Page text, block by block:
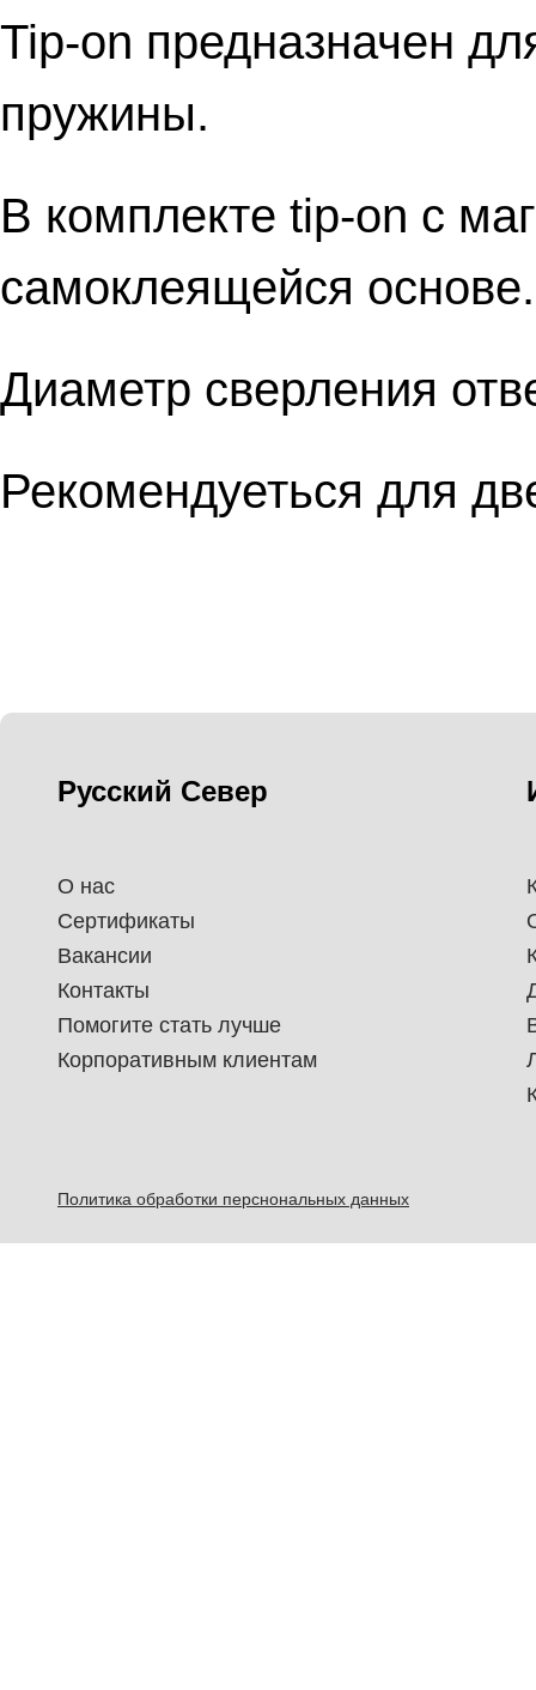
Tip-on предназначен
пружины.
В комплекте tip-on с
самоклеящейся основе.
Диаметр сверления
Рекомендуеться для
Русский Север
О нас
Сертификаты
Вакансии
Контакты
Помогите стать лучше
Корпоративным клиентам
Политика обработки перснональных данных